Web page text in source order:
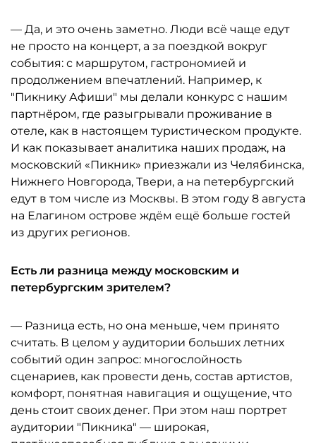
— Да, и это очень заметно. Люди всё чаще едут
не просто на концерт, а за поездкой вокруг
события: с маршрутом, гастрономией и
продолжением впечатлений. Например, к
"Пикнику Афиши" мы делали конкурс с нашим
партнёром, где разыгрывали проживание в
отеле, как в настоящем туристическом продукте.
И как показывает аналитика наших продаж, на
московский «Пикник» приезжали из Челябинска,
Нижнего Новгорода, Твери, а на петербургский
едут в том числе из Москвы. В этом году 8 августа
на Елагином острове ждём ещё больше гостей
из других регионов.
Есть ли разница между московским и
петербургским зрителем?
— Разница есть, но она меньше, чем принято
считать. В целом у аудитории больших летних
событий один запрос: многослойность
сценариев, как провести день, состав артистов,
комфорт, понятная навигация и ощущение, что
день стоит своих денег. При этом наш портрет
аудитории "Пикника" — широкая,